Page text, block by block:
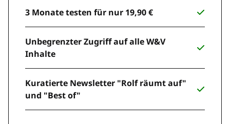
3 Monate testen für nur 19,90 €
Unbegrenzter Zugriff auf alle W&V
Inhalte
Kuratierte Newsletter "Rolf räumt auf"
und "Best of"